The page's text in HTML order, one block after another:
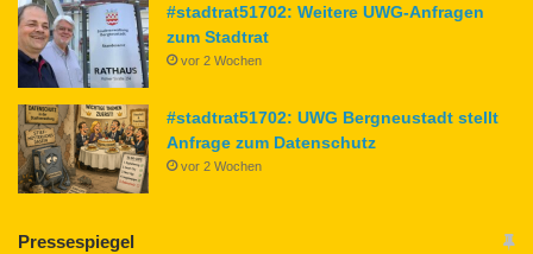
#stadtrat51702: Weitere UWG-Anfragen
zum Stadtrat
vor 2 Wochen
#stadtrat51702: UWG Bergneustadt stellt
Anfrage zum Datenschutz
vor 2 Wochen
Pressespiegel